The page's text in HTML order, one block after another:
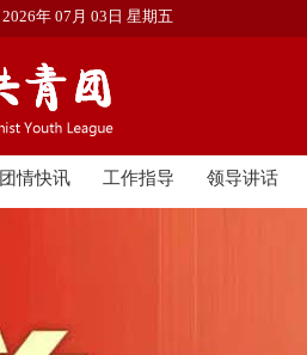
2026年 07月 03日 星期五
团情快讯 工作指导 领导讲话